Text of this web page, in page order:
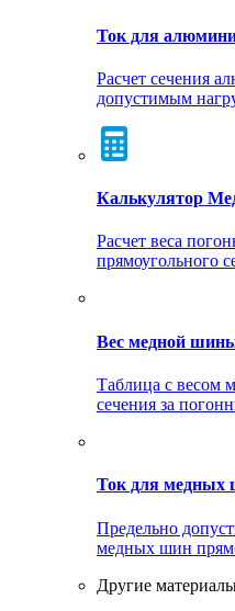
Ток для
Расчет сечения
допустимым
Калькулятор
Расчет веса
прямоугольного
Вес медной
Таблица с весом
сечения за
Ток для медных
Предельно
медных шин
Другие